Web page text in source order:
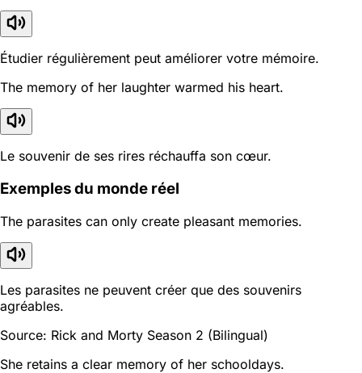
Étudier régulièrement peut améliorer votre mémoire.
The memory of her laughter warmed his heart.
Le souvenir de ses rires réchauffa son cœur.
Exemples du monde réel
The parasites can only create pleasant memories.
Les parasites ne peuvent créer que des souvenirs
agréables.
Source: Rick and Morty Season 2 (Bilingual)
She retains a clear memory of her schooldays.